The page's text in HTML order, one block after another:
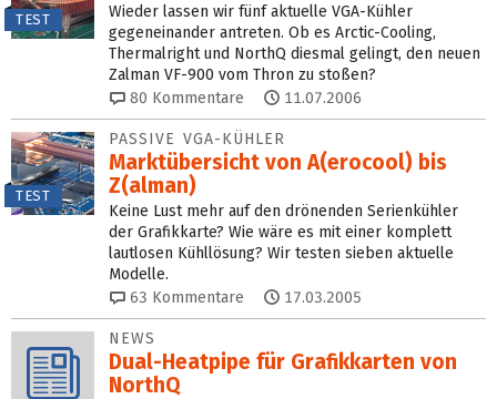
TEST
Wieder lassen wir fünf aktuelle VGA-Kühler
gegeneinander antreten. Ob es Arctic-Cooling,
Thermalright und NorthQ diesmal gelingt, den neuen
Zalman VF-900 vom Thron zu stoßen?
80 Kommentare 11.07.2006
TEST
PASSIVE VGA-KÜHLER
Marktübersicht von A(erocool) bis
Z(alman)
Keine Lust mehr auf den drönenden Serienkühler
der Grafikkarte? Wie wäre es mit einer komplett
lautlosen Kühllösung? Wir testen sieben aktuelle
Modelle.
63 Kommentare 17.03.2005
NEWS
Dual-Heatpipe für Grafikkarten von
NorthQ